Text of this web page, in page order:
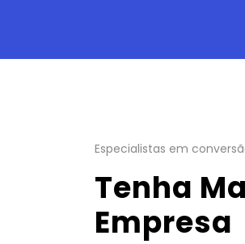
Especialistas em
Tenha
Empresa